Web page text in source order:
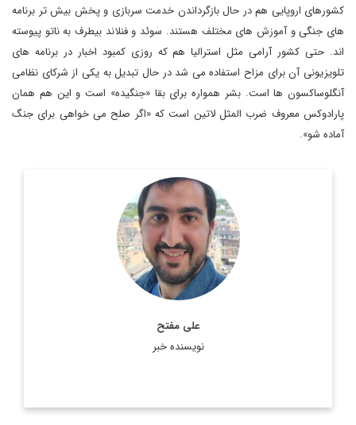
کشورهای اروپایی هم در حال بازگرداندن خدمت سربازی و پخش بیش تر برنامه
های جنگی و آموزش های مختلف هستند. سوئد و فنلاند بیطرف به ناتو پیوسته
اند. حتی کشور آرامی مثل استرالیا هم که روزی کمبود اخبار در برنامه های
تلویزیونی آن برای مزاح استفاده می شد در حال تبدیل به یکی از شرکای نظامی
آنگلوساکسون ها است. بشر همواره برای بقا «جنگیده» است و این هم همان
پارادوکس معروف ضرب المثل لاتین است که «اگر صلح می خواهی برای جنگ
آماده شو».
علی مفتح
نویسنده خبر
دانش آموخته فلسفه و مطالعات اروپایی از بلژیک
اطلاعات بیشتر